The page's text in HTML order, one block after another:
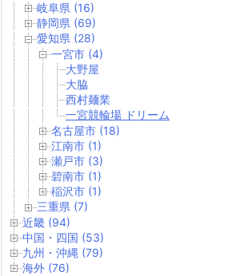
岐阜県 (16)
静岡県 (69)
愛知県 (28)
一宮市 (4)
大野屋
大脇
西村麺業
一宮競輪場 ドリーム
名古屋市 (18)
江南市 (1)
瀬戸市 (3)
碧南市 (1)
稲沢市 (1)
三重県 (7)
近畿 (94)
中国・四国 (53)
九州・沖縄 (79)
海外 (76)